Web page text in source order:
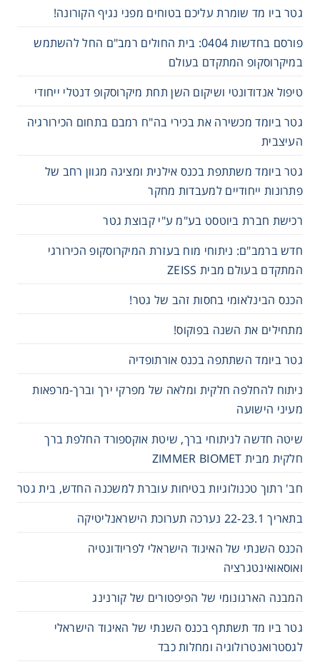
גטר ביו מד שומרת עליכם בטוחים מפני נגיף הקורונה!
פורסם בחדשות 0404: בית החולים רמב"ם החל להשתמש
במיקרוסקופ המתקדם בעולם
טיפול אנדודונטי ושיקום השן תחת מיקרוסקופ דנטלי ייחודי
גטר ביומד מכשירה את בכירי בה"ח רמבם בתחום הכירורגיה
העיצבית
גטר ביומד משתתפת בכנס אילנית ומציגה מגוון רחב של
פתרונות ייחודיים למעבדות מחקר
רכישת חברת ביוטסט בע"מ ע"י קבוצת גטר
חדש ברמב"ם: ניתוחי מוח בעזרת המיקרוסקופ הכירורגי
המתקדם בעולם מבית ZEISS
הכנס הבינלאומי בחסות זהב של גטר!
מתחילים את השנה בפוקוס!
גטר ביומד השתתפה בכנס אורתופדיה
ניתוח להחלפה חלקית ומלאה של מפרקי ירך וברך-מרפאות
מעיני הישועה
שיטה חדשה לניתוחי ברך, שיטת אוקספורד החלפת ברך
חלקית מבית ZIMMER BIOMET
חב' רתוך טכנולוגיות בטיחות עוברת למשכנה החדש, בית גטר
בתאריך 22-23.1 נערכה תערוכת הישראנליטיקה
הכנס השנתי של האיגוד הישראלי לפריודונטיה
ואוסאואינטגרציה
המבנה הארגונומי של הפיפטורים של קורנינג
גטר ביו מד תשתתף בכנס השנתי של האיגוד הישראלי
לגסטרואנטרולוגיה ומחלות כבד